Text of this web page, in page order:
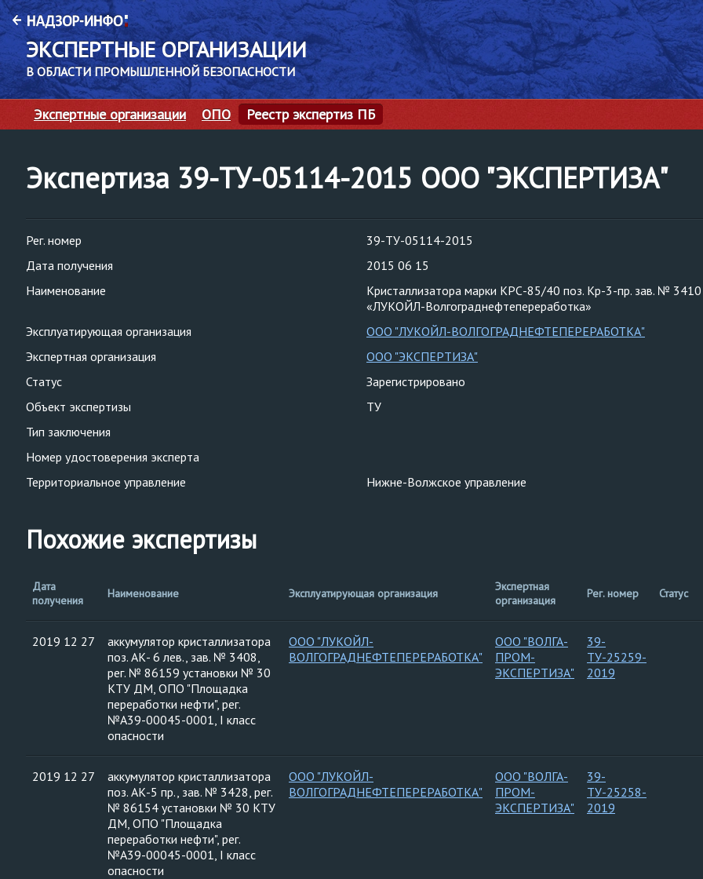
ЭКСПЕРТНЫЕ ОРГАНИЗАЦИИ
В ОБЛАСТИ ПРОМЫШЛЕННОЙ БЕЗОПАСНОСТИ
Экспертные организации ОПО Реестр экспертиз ПБ
Экспертиза 39-ТУ-05114-2015 ООО "ЭКСПЕРТИЗА"
Рег. номер
39-ТУ-05114-2015
Дата получения
2015 06 15
Наименование
Кристаллизатора марки КРС-85/40 поз. Кр-3-пр. зав. №
«ЛУКОЙЛ-Волгограднефтепереработка»
Эксплуатирующая организация
ООО "ЛУКОЙЛ-ВОЛГОГРАДНЕФТЕПЕРЕРАБОТКА"
Экспертная организация
ООО "ЭКСПЕРТИЗА"
Статус
Зарегистрировано
Объект экспертизы
ТУ
Тип заключения
Номер удостоверения эксперта
Территориальное управление
Нижне-Волжское управление
Похожие экспертизы
Дата
получения
Наименование Эксплуатирующая организация
Экспертная
организация
Рег. номер Статус
2019 12 27
аккумулятор кристаллизатора
поз. АК- 6 лев., зав. № 3408,
рег. № 86159 установки № 30
КТУ ДМ, ОПО "Площадка
переработки нефти", рег.
№А39-00045-0001, I класс
опасности
ООО "ЛУКОЙЛ-
ВОЛГОГРАДНЕФТЕПЕРЕРАБОТКА"
ООО "ВОЛГА-
ПРОМ-
ЭКСПЕРТИЗА"
39-
ТУ-25259-
2019
2019 12 27
аккумулятор кристаллизатора
поз. АК-5 пр., зав. № 3428, рег.
№ 86154 установки № 30 КТУ
ДМ, ОПО "Площадка
переработки нефти", рег.
№А39-00045-0001, I класс
опасности
ООО "ЛУКОЙЛ-
ВОЛГОГРАДНЕФТЕПЕРЕРАБОТКА"
ООО "ВОЛГА-
ПРОМ-
ЭКСПЕРТИЗА"
39-
ТУ-25258-
2019